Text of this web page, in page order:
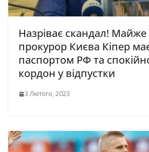
Назріває скандал! Майже
прокурор Києва Кіпер
паспортом РФ та
кордон у відпустки
3 Лютого, 2023